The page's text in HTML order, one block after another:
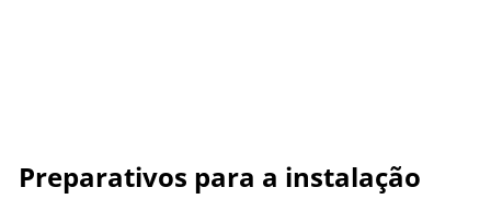
Preparativos para a instalação